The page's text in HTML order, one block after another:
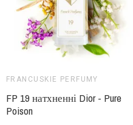
FRANCUSKIE PERFUMY
FP 19 натхненні Dior - Pure
Poison